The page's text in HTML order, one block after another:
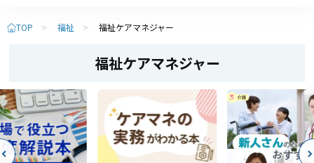
TOP > 福祉 > 福祉ケアマネジャー
福祉ケアマネジャー